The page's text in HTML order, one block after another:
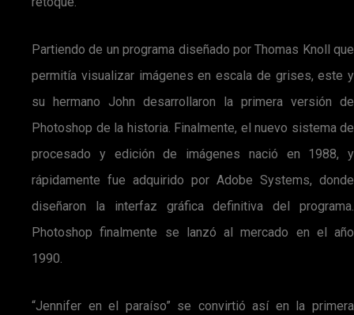
Partiendo de un programa diseñado por Thomas Knoll que
permitía visualizar imágenes en escala de grises, este y
su hermano John desarrollaron la primera versión de
Photoshop de la historia. Finalmente, el nuevo sistema de
procesado y edición de imágenes nació en 1988, y
rápidamente fue adquirido por Adobe Systems, donde
diseñaron la interfaz gráfica definitiva del programa.
Photoshop finalmente se lanzó al mercado en el año
1990.
“Jennifer en el paraíso” se convirtió así en la primera